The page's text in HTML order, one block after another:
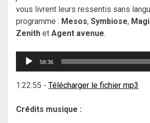
vous livrent leurs ressentis sans
programme : Mesos, Symbiose,
Zenith et Agent avenue.
Lecteur
58:36
1:22:55 - Télécharger le fichier mp3
Crédits musique :